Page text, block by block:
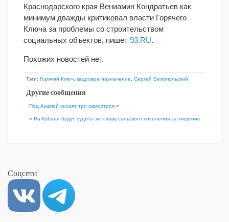
Краснодарского края Вениамин Кондратьев как
минимум дважды критиковал власти Горячего
Ключа за проблемы со строительством
социальных объектов, пишет 93.RU.
Похожих новостей нет.
Тэги: Горячий Ключ кадровое назначение Сергей Белопольский
Другие сообщения
Под Анапой сносят три самостроя «
» На Кубани будут судить экс-главу сельского поселения за хищение
Соцсети